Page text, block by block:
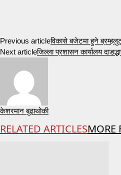
Previous articleविकासे बजेटमा हुने
Next articleजिल्ला प्रशासन कार्यालय
केशरमान बुढाथोकी
RELATED ARTICLESMORE